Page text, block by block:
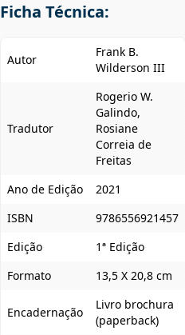
Ficha Técnica:
Autor
Frank B.
Wilderson III
Tradutor
Rogerio W.
Galindo,
Rosiane
Correia de
Freitas
Ano de Edição
2021
ISBN
9786556921457
Edição
1ª Edição
Formato
13,5 X 20,8 cm
Encadernação
Livro brochura
(paperback)